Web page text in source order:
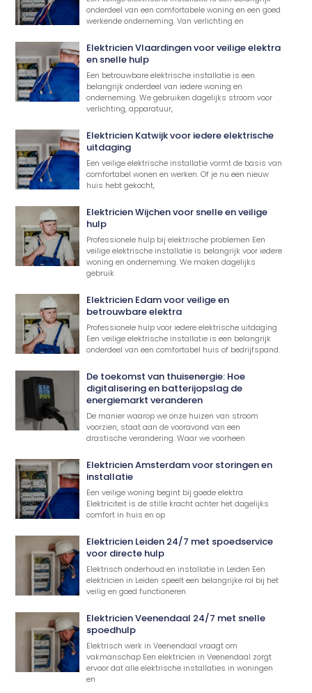
onderdeel van een comfortabele woning en een goed
werkende onderneming. Van verlichting en
Elektricien Vlaardingen voor veilige elektra
en snelle hulp
Een betrouwbare elektrische installatie is een
belangrijk onderdeel van iedere woning en
onderneming. We gebruiken dagelijks stroom voor
verlichting, apparatuur,
Elektricien Katwijk voor iedere elektrische
uitdaging
Een veilige elektrische installatie vormt de basis van
comfortabel wonen en werken. Of je nu een nieuw
huis hebt gekocht,
Elektricien Wijchen voor snelle en veilige
hulp
Professionele hulp bij elektrische problemen Een
veilige elektrische installatie is belangrijk voor iedere
woning en onderneming. We maken dagelijks
gebruik
Elektricien Edam voor veilige en
betrouwbare elektra
Professionele hulp voor iedere elektrische uitdaging
Een veilige elektrische installatie is een belangrijk
onderdeel van een comfortabel huis of bedrijfspand.
De toekomst van thuisenergie: Hoe
digitalisering en batterijopslag de
energiemarkt veranderen
De manier waarop we onze huizen van stroom
voorzien, staat aan de vooravond van een
drastische verandering. Waar we voorheen
Elektricien Amsterdam voor storingen en
installatie
Een veilige woning begint bij goede elektra
Elektriciteit is de stille kracht achter het dagelijks
comfort in huis en op
Elektricien Leiden 24/7 met spoedservice
voor directe hulp
Elektrisch onderhoud en installatie in Leiden Een
elektricien in Leiden speelt een belangrijke rol bij het
veilig en goed functioneren
Elektricien Veenendaal 24/7 met snelle
spoedhulp
Elektrisch werk in Veenendaal vraagt om
vakmanschap Een elektricien in Veenendaal zorgt
ervoor dat alle elektrische installaties in woningen
en